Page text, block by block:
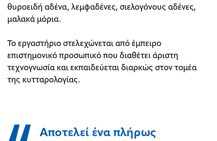
θυροειδή αδένα, λεμφαδένες, σιελογόνους αδένες,
μαλακά μόρια.
Το εργαστήριο στελεχώνεται από έμπειρο
επιστημονικό προσωπικό που διαθέτει άριστη
τεχνογνωσία και εκπαιδεύεται διαρκώς στον τομέα
της κυτταρολογίας.
Αποτελεί ένα πλήρως